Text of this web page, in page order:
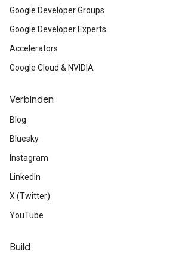
Google Developer Groups
Google Developer Experts
Accelerators
Google Cloud & NVIDIA
Verbinden
Blog
Bluesky
Instagram
LinkedIn
X (Twitter)
YouTube
Build